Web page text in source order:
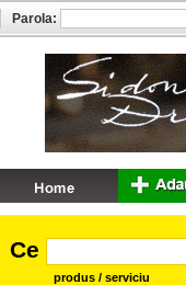
Ce
produs / serviciu
Parola: